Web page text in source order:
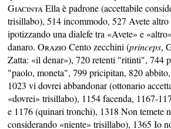
Giacinta Ella è padrone (accettabile
trisillabo), 514 incommodo, 527 Avete
ipotizzando una dialefe tra «Avete» e
danaro.OrazioCento zecchini (princeps,
Zatta: «il denar»), 720 retenti "ritinti", 744
"paolo, moneta", 799 pricipitan, 820
1023 vi dovrei abbandonar (ottonario
«dovrei» trisillabo), 1154 facenda, 1167-
e 1176 (quinari tronchi), 1318 Non temete
considerando «niente» trisillabo), 1365 Io